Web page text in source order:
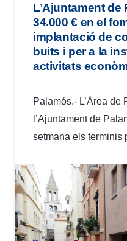
L’Ajuntament
34.000 € en el
implantació de
buits i per a la
activitats
Palamós.- L’Àrea
l’Ajuntament de
setmana els terminis